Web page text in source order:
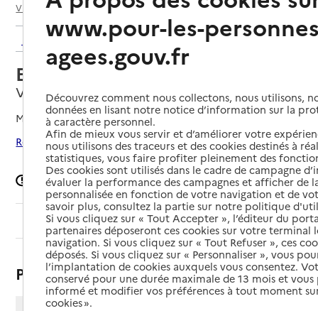
Villiers-en-Plaine
EHPAD Résidence du Parc
Retour aux résultats de l'annuaire
EHPAD Résidence du Parc
Villiers-en-Plaine, DEUX-SEVRES
Mis à jour le27/04/2026
Rechercher les établissements autour de Villiers-en-Plaine
Signaler une erreur
Sommaire
Présentation
www.pour-les-
agees.gouv.fr
Découvrez comment nous collectons, nous utilisons,
données en lisant notre notice d’information sur la
à caractère personnel.
Afin de mieux vous servir et d’améliorer votre
nous utilisons des traceurs et des cookies destinés à
statistiques, vous faire profiter pleinement des
Des cookies sont utilisés dans le cadre de campagne
évaluer la performance des campagnes et afficher de
personnalisée en fonction de votre navigation et de
savoir plus, consultez la partie sur notre politique
Si vous cliquez sur « Tout Accepter », l’éditeur du
partenaires déposeront ces cookies sur votre terminal
navigation. Si vous cliquez sur « Tout Refuser », ces
déposés. Si vous cliquez sur « Personnaliser », vous
l’implantation de cookies auxquels vous consentez.
conservé pour une durée maximale de 13 mois et
informé et modifier vos préférences à tout moment
cookies ».